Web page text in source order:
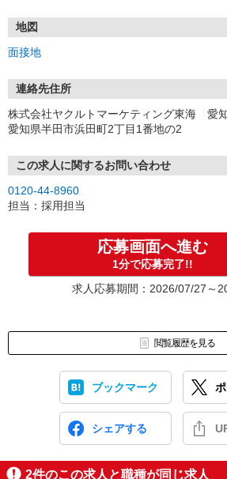
地図
面接地
連絡先住所
株式会社ヤクルトマーケティング東海 愛
愛知県半田市浜田町2丁目1番地の2
この求人に関するお問い合わせ
0120-44-8960
担当：採用担当
応募画面へ進む
1分で応募完了!!
求人応募期間：2026/07/27～
閲覧履歴を見る
ブックマーク
シェアする
2件のこの求人と職種が同じ求人